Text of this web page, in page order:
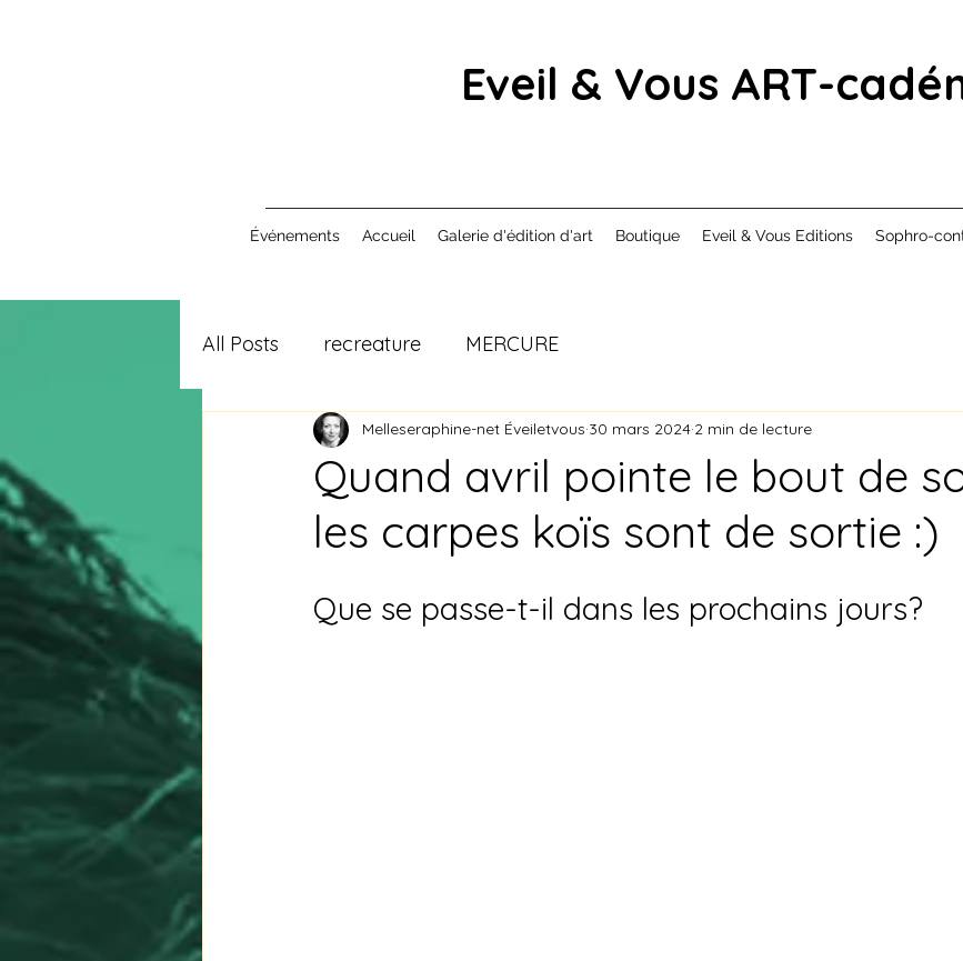
Eveil & Vous ART-
Événements Accueil Galerie d'édition d'art Boutique Eveil & Vous Editions Sophro-
All Posts recreature MERCURE
Quand avril pointe le bout de
les carpes koïs sont de sortie :)
Melleseraphine-net Éveiletvous 30 mars 2024 2 min de lecture
Que se passe-t-il dans les prochains jours?